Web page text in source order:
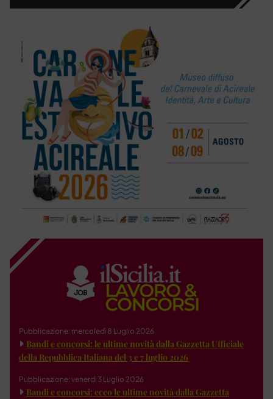
Pubblicazione: mercoledì 8 Luglio 2026
Bandi e concorsi: le ultime novità dalla Gazzetta Ufficiale
della Repubblica Italiana del 3 e 7 luglio 2026
Pubblicazione: venerdì 3 Luglio 2026
Bandi e concorsi: ecco le ultime novità dalla Gazzetta